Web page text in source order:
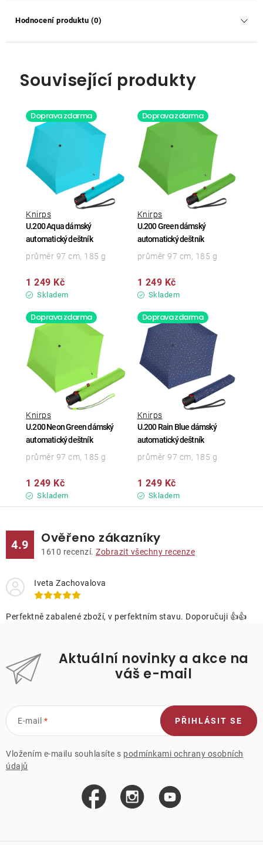
Hodnocení produktu (0)
Související produkty
Doprava zdarma
U.200 Aqua dámský
automatický deštník
Knirps
Skladem
1 249 Kč
průměr 97 cm, 185 g
Doprava zdarma
U.200 Green dámský
automatický deštník
Knirps
Skladem
1 249 Kč
průměr 97 cm, 185 g
Doprava zdarma
U.200 Neon Green dámský
automatický deštník
Knirps
Skladem
1 249 Kč
průměr 97 cm, 185 g
Doprava zdarma
U.200 Rain Blue dámský
automatický deštník
Knirps
Skladem
1 249 Kč
průměr 97 cm, 185 g
4.9 Ověřeno zákazníky
1610 recenzí. Zobrazit všechny recenze
Iveta Zachovalova
Perfektně zabalené zboží, v perfektním stavu. Doporučuji 👍👍
Aktuální novinky a akce na
váš e-mail
E-mail
Vložením e-mailu souhlasíte s podmínkami ochrany osobních
údajů
PŘIHLÁSIT SE